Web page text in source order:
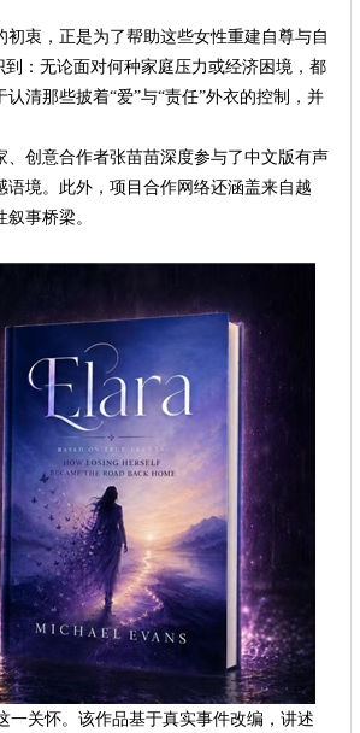
衷，正是为了帮助这些女性重建自尊与自
：无论面对何种家庭压力或经济困境，都
清那些披着“爱”与“责任”外衣的控制，并
创意合作者张苗苗深度参与了中文版有声
境。此外，项目合作网络还涵盖来自越
事桥梁。
一关怀。该作品基于真实事件改编，讲述